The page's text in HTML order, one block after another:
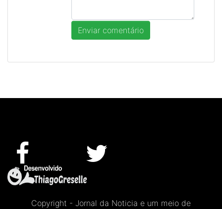
Copyright - Jornal da Noticia e um meio de